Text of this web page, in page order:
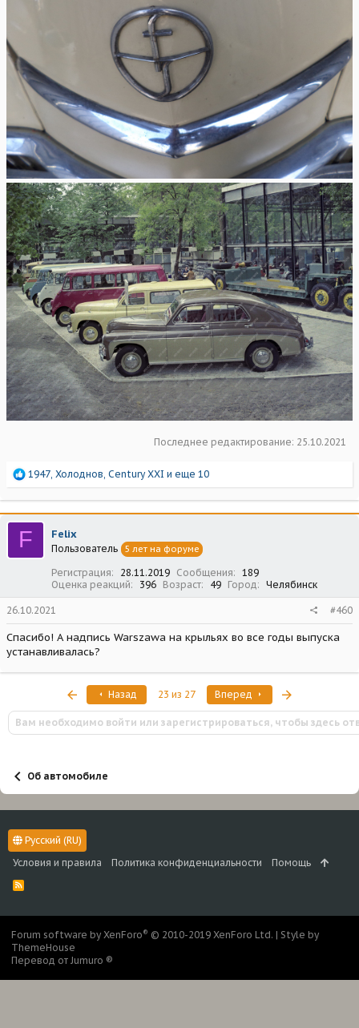
Последнее редактирование: 25.10.2021
Р
а
к
ц
и
1947 Холоднов Century XXI и еще 10
F Felix
Пользователь 5 лет на форуме
Регистрация 28.11.2019 Сообщения
189
Оценка реакций
396 Возраст 49 Город Челябинск
26.10.2021 #460
Спасибо! А надпись Warszawa на крыльях во все годы выпуска
устанавливалась?
ПервыйНазад 23 из 27 Вперед
Вам необходимо войти или зарегистрироваться, чтобы здесь
Об автомобиле
Русский (RU)
Условия и правила
Политика конфиденциальности Помощь
R
S
Forum software by XenForo® © 2010-2019 XenForo Ltd. | Style by
ThemeHouse
Перевод от Jumuro ®